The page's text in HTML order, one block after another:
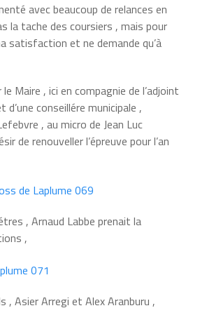
avec beaucoup de relances en
la tache des coursiers , mais pour
satisfaction et ne demande qu’à
le Maire , ici en compagnie de l’adjoint
conseillére municipale ,
, au micro de Jean Luc
de renouveller l’épreuve pour l’an
, Arnaud Labbe prenait la
,
, Asier Arregi et Alex Aranburu ,